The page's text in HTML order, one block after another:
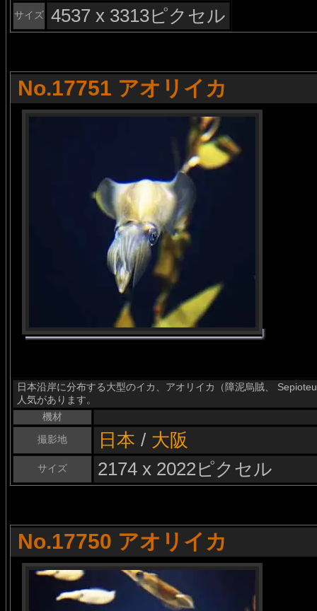
サイズ 4537 x 3313ピクセル
No.17751 アオリイカ
日本沿岸に分布する大型のイカ、アオリイカ（障泥烏賊、
人気があります。
機材
撮影地
日本 / 大阪
サイズ 2174 x 2022ピクセル
No.17750 アオリイカ